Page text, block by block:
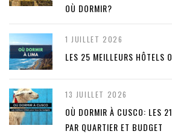
OÙ DORMIR?
1 JUILLET 2026
LES 25 MEILLEURS HÔTELS
13 JUILLET 2026
OÙ DORMIR À CUSCO: LES
PAR QUARTIER ET BUDGET